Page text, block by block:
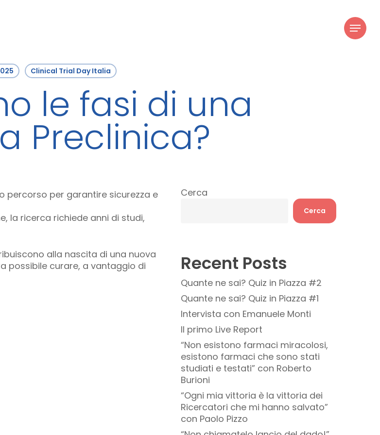
instagram Menu
Clinical Trial Day Italia
le fasi di una
Preclinica?
percorso per garantire sicurezza e
la ricerca richiede anni di studi,
alla nascita di una nuova
possibile curare, a vantaggio di
Cerca
Cerca
Recent Posts
Quante ne sai? Quiz in Piazza #2
Quante ne sai? Quiz in Piazza #1
Intervista con Emanuele Monti
Il primo Live Report
“Non esistono farmaci miracolosi,
esistono farmaci che sono stati
studiati e testati” con Roberto
Burioni
“Ogni mia vittoria è la vittoria dei
Ricercatori che mi hanno salvato”
con Paolo Pizzo